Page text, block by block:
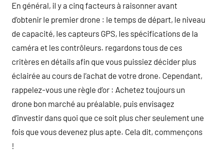
En général, il y a cinq facteurs à raisonner avant
d’obtenir le premier drone : le temps de départ, le niveau
de capacité, les capteurs GPS, les spécifications de la
caméra et les contrôleurs. regardons tous de ces
critères en détails afin que vous puissiez décider plus
éclairée au cours de l’achat de votre drone. Cependant,
rappelez-vous une règle d’or : Achetez toujours un
drone bon marché au préalable, puis envisagez
d’investir dans quoi que ce soit plus cher seulement une
fois que vous devenez plus apte. Cela dit, commençons
!